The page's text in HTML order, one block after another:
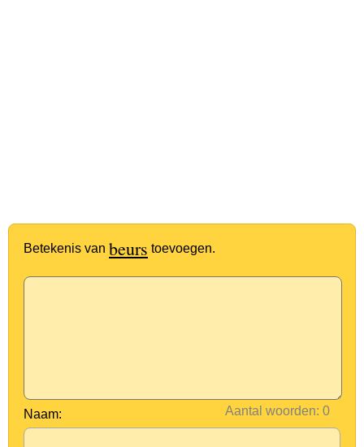
Betekenis van beurs toevoegen.
Aantal woorden:
Naam: